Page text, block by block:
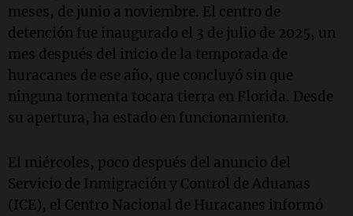
meses, de junio a noviembre. El centro de
detención fue inaugurado el 3 de julio de 2025, un
mes después del inicio de la temporada de
huracanes de ese año, que concluyó sin que
ninguna tormenta tocara tierra en Florida. Desde
su apertura, ha estado en funcionamiento.
El miércoles, poco después del anuncio del
Servicio de Inmigración y Control de Aduanas
(ICE), el Centro Nacional de Huracanes informó